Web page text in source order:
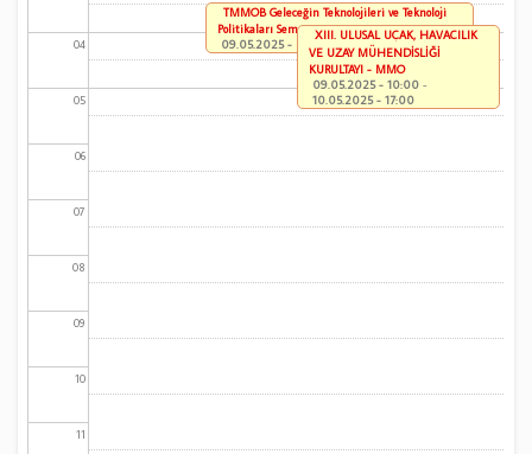
04
05
06
07
08
09
10
11
TMMOB Geleceğin Teknolojileri ve Teknoloji
Politikaları Sempozyumu
09.05.2025 - 09:30-10.05.2025 - 17:00
XIII. ULUSAL UÇAK, HAVACILIK
VE UZAY MÜHENDİSLİĞİ
KURULTAYI - MMO
09.05.2025 - 10:00-
10.05.2025 - 17:00